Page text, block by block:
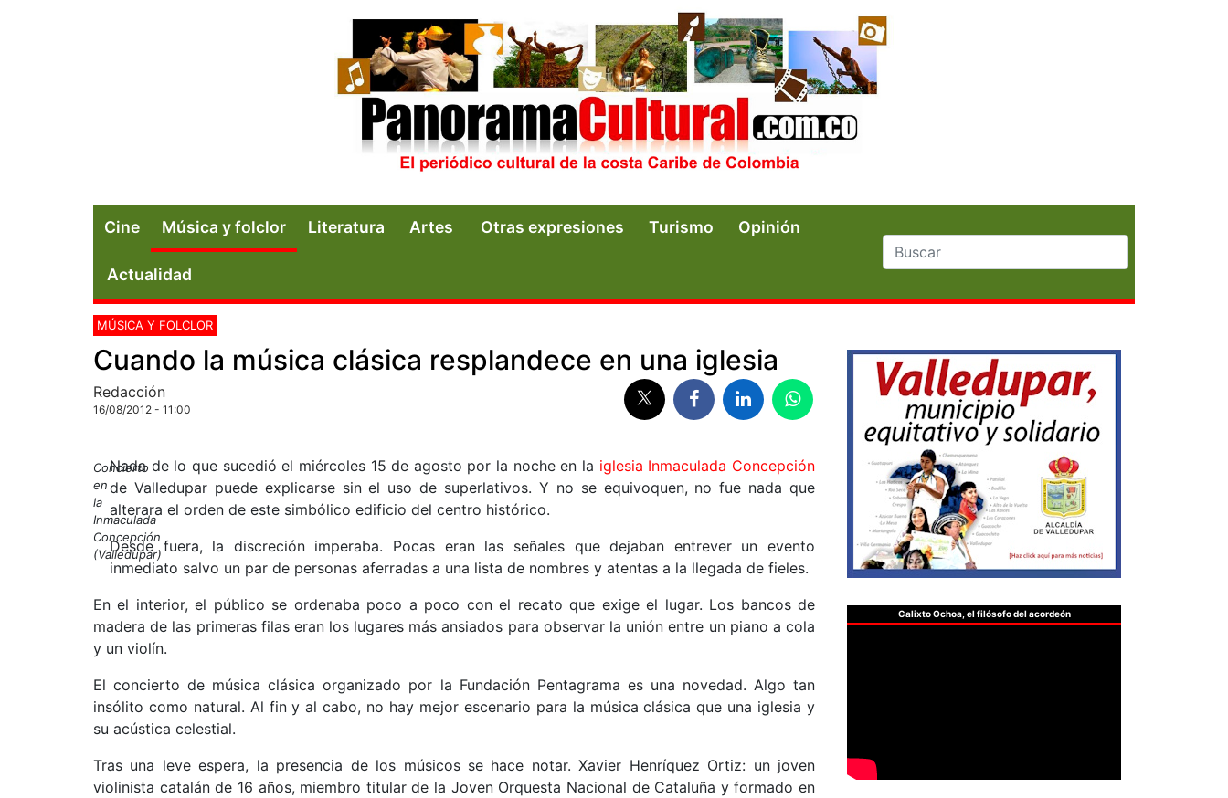
Cine Música y folclor Literatura Artes Otras expresiones Turismo Opinión
Actualidad
MÚSICA Y FOLCLOR
Cuando la música clásica resplandece en una iglesia
Redacción
16/08/2012 - 11:00
Concierto
en
la
Inmaculada
Concepción
(Valledupar)
Nada de lo que sucedió el miércoles 15 de agosto por la noche en la iglesia Inmaculada Concepción
de Valledupar puede explicarse sin el uso de superlativos. Y no se equivoquen, no fue nada que
alterara el orden de este simbólico edificio del centro histórico.
Desde fuera, la discreción imperaba. Pocas eran las señales que dejaban entrever un evento
inmediato salvo un par de personas aferradas a una lista de nombres y atentas a la llegada de fieles.
En el interior, el público se ordenaba poco a poco con el recato que exige el lugar. Los bancos de
madera de las primeras filas eran los lugares más ansiados para observar la unión entre un piano a cola
y un violín.
El concierto de música clásica organizado por la Fundación Pentagrama es una novedad. Algo tan
insólito como natural. Al fin y al cabo, no hay mejor escenario para la música clásica que una iglesia y
su acústica celestial.
Tras una leve espera, la presencia de los músicos se hace notar. Xavier Henríquez Ortiz: un joven
violinista catalán de 16 años, miembro titular de la Joven Orquesta Nacional de Cataluña y formado en
Calixto Ochoa, el filósofo del acordeón